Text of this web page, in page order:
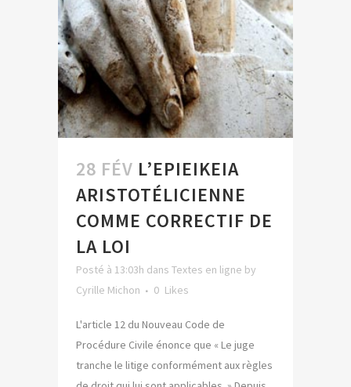
28 FÉV L’EPIEIKEIA
ARISTOTÉLICIENNE
COMME CORRECTIF DE
LA LOI
Posté à 13:03h dans Textes en ligne by
Cyrille Michon
0 Likes
L'article 12 du Nouveau Code de
Procédure Civile énonce que « Le juge
tranche le litige conformément aux règles